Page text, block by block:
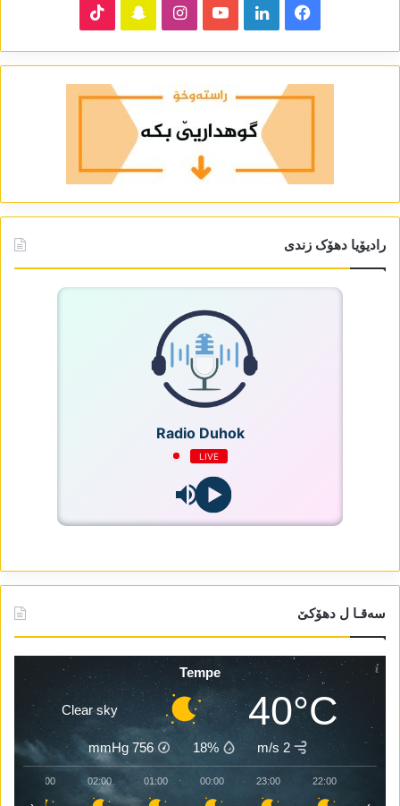
Facebook
LinkedIn
YouTube
Instagram
Snapchat
رادیۆیا دھۆک زندی
Radio Duhok
LIVE
سەقـا ل دھۆکێ
Tempe
40°C
Clear sky
2 m/s
18%
756
mmHg
22:00
23:00
00:00
01:00
02:00
03:00